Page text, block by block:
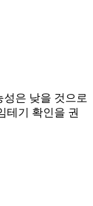
은 낮을 것으로
테기 확인을 권